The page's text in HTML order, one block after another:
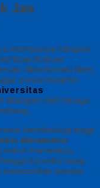
Jas
mempunyai tahapan
ilustrasi
dikonfirmasi klien,
presisi terjamin
ditangani oleh tenaga
berteknologi tinggi
almamater
memeriksa
konveksi tetap
standar